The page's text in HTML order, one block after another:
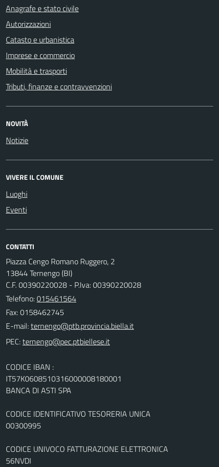
Anagrafe e stato civile
Autorizzazioni
Catasto e urbanistica
Imprese e commercio
Mobilità e trasporti
Tributi, finanze e contravvenzioni
NOVITÀ
Notizie
VIVERE IL COMUNE
Luoghi
Eventi
CONTATTI
Piazza Cengo Romano Ruggero, 2
13844 Ternengo (BI)
C.F. 00390220028 - P.Iva: 00390220028
Telefono:015461564
Fax: 0158462745
E-mail:
PEC:
CODICE IBAN :
IT57K0608510316000008180001
BANCA DI ASTI SPA
CODICE IDENTIFICATIVO TESORERIA UNICA
00300995
CODICE UNIVOCO FATTURAZIONE ELETTRONICA
56NVDI